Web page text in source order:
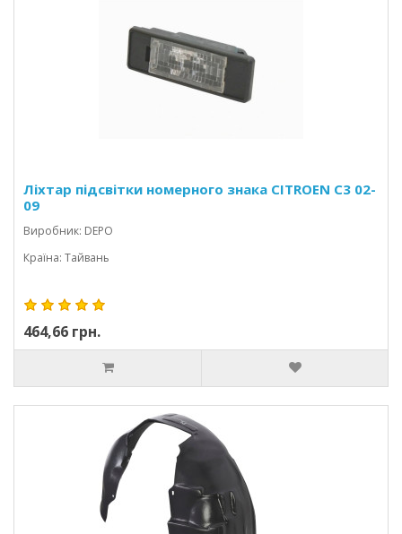
Ліхтар підсвітки номерного знака CITROEN C3 02-
09
Виробник: DEPO
Країна: Тайвань
464,66 грн.